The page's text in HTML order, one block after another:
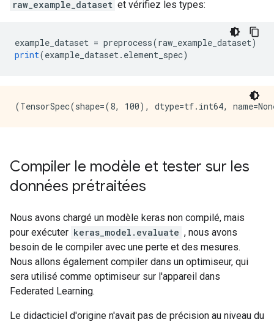
raw_example_dataset et vérifiez les types:
example_dataset = preprocess(raw_example_dataset)
print(example_dataset. element_spec)
Compiler le modèle et tester sur les
données prétraitées
Nous avons chargé un modèle keras non compilé, mais
pour exécuter keras_model.evaluate , nous avons
besoin de le compiler avec une perte et des mesures.
Nous allons également compiler dans un optimiseur, qui
sera utilisé comme optimiseur sur l'appareil dans
Federated Learning.
Le didacticiel d'origine n'avait pas de précision au niveau du